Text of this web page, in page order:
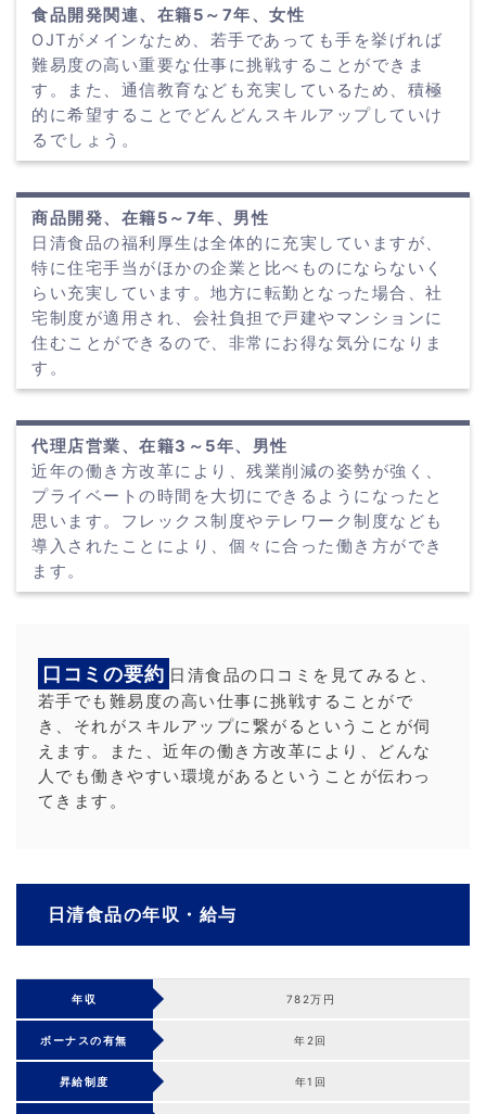
食品開発関連、在籍5～7年、女性
OJTがメインなため、若手であっても手を挙げれば
難易度の高い重要な仕事に挑戦することができま
す。また、通信教育なども充実しているため、積極
的に希望することでどんどんスキルアップしていけ
るでしょう。
商品開発、在籍5～7年、男性
日清食品の福利厚生は全体的に充実していますが、
特に住宅手当がほかの企業と比べものにならないく
らい充実しています。地方に転勤となった場合、社
宅制度が適用され、会社負担で戸建やマンションに
住むことができるので、非常にお得な気分になりま
す。
代理店営業、在籍3～5年、男性
近年の働き方改革により、残業削減の姿勢が強く、
プライベートの時間を大切にできるようになったと
思います。フレックス制度やテレワーク制度なども
導入されたことにより、個々に合った働き方ができ
ます。
口コミの要約 日清食品の口コミを見てみると、
若手でも難易度の高い仕事に挑戦することがで
き、それがスキルアップに繋がるということが伺
えます。また、近年の働き方改革により、どんな
人でも働きやすい環境があるということが伝わっ
てきます。
日清食品の年収・給与
年収 782万円
ボーナスの有無 年2回
昇給制度 年1回